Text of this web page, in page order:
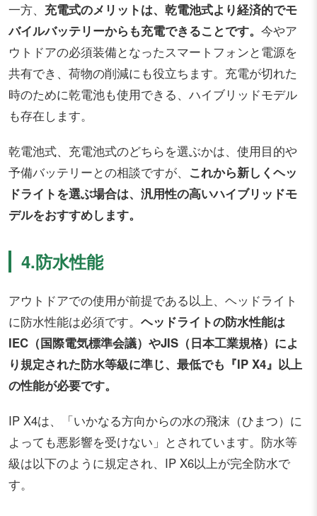
一方、 充電式のメリットは、乾電池式より経済的でモ
バイルバッテリーからも充電できることです。 今やア
ウトドアの必須装備となったスマートフォンと電源を
共有でき、荷物の削減にも役立ちます。充電が切れた
時のために乾電池も使用できる、ハイブリッドモデル
も存在します。
乾電池式、充電池式のどちらを選ぶかは、使用目的や
予備バッテリーとの相談ですが、 これから新しくヘッ
ドライトを選ぶ場合は、汎用性の高いハイブリッドモ
デルをおすすめします。
4.防水性能
アウトドアでの使用が前提である以上、ヘッドライト
に防水性能は必須です。 ヘッドライトの防水性能は
IEC（国際電気標準会議）やJIS（日本工業規格）によ
り規定された防水等級に準じ、最低でも『IP X4』以上
の性能が必要です。
IP X4は、「いかなる方向からの水の飛沫（ひまつ）に
よっても悪影響を受けない」とされています。防水等
級は以下のように規定され、IP X6以上が完全防水で
す。